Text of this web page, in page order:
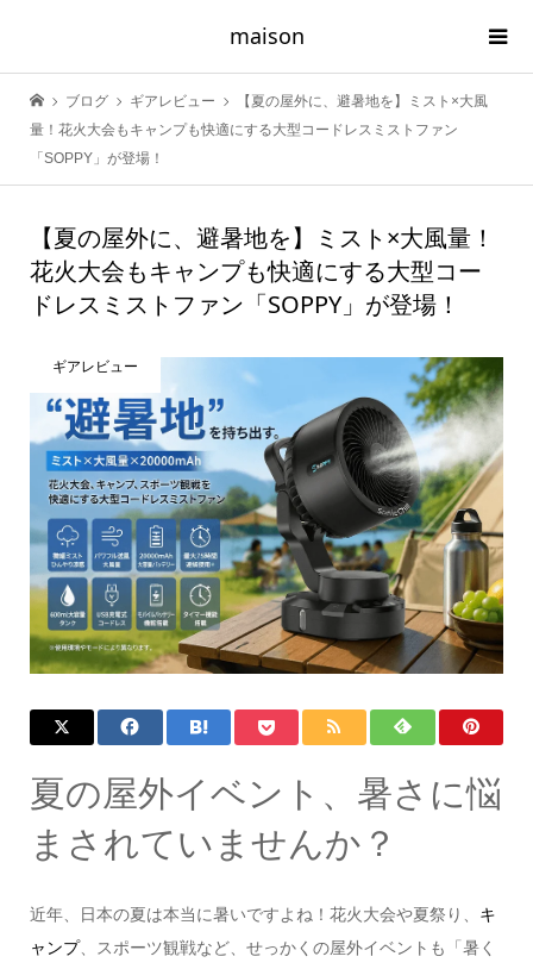
maison
ブログ ギアレビュー
【夏の屋外に、避暑地を】ミスト×大風
量！花火大会もキャンプも快適にする大型コードレスミストファン
「SOPPY」が登場！
【夏の屋外に、避暑地を】ミスト×大風量！
花火大会もキャンプも快適にする大型コー
ドレスミストファン「SOPPY」が登場！
ギアレビュー
夏の屋外イベント、暑さに悩
まされていませんか？
近年、日本の夏は本当に暑いですよね！花火大会や夏祭り、 キ
ャンプ、スポーツ観戦など、せっかくの屋外イベントも「暑く